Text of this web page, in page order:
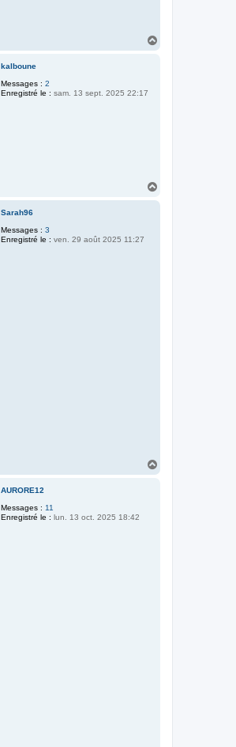
kalboune
Messages : 2
Enregistré le : sam. 13 sept. 2025 22:17
Sarah96
Messages : 3
Enregistré le : ven. 29 août 2025 11:27
AURORE12
Messages : 11
Enregistré le : lun. 13 oct. 2025 18:42